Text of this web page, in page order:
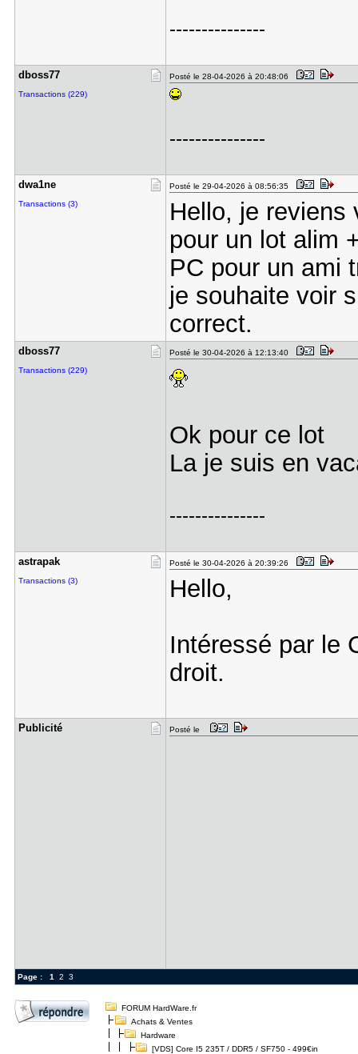
---------------
dboss77
Transactions (229)
Posté le 28-04-2026 à 20:48:06
---------------
dwa1ne
Transactions (3)
Posté le 29-04-2026 à 08:56:35
Hello, je reviens
pour un lot alim
PC pour un ami
je souhaite voir
correct.
dboss77
Transactions (229)
Posté le 30-04-2026 à 12:13:40
Ok pour ce lot
La je suis en
---------------
astrapak
Transactions (3)
Posté le 30-04-2026 à 20:39:26
Hello,
Intéressé par le
droit.
Publicité Posté le
Page : 1 2 3
FORUM HardWare.fr
Achats & Ventes
Hardware
[VDS] Core I5 235T / DDR5 / SF750 - 499€in